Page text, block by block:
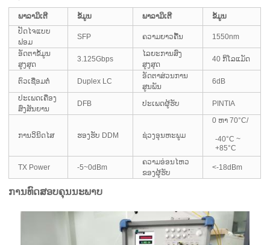
ພາລາມິເຕີ ຂໍ້ມູນ ພາລາມິເຕີ
ຂໍ້ມູນ
ປັດໄຈແບບ
ຟອມ
SFP ຄວາມຍາວຄື້ນ
1550nm
ອັດຕາຂໍ້ມູນ
ສູງສຸດ
3.125Gbps
ໄລຍະການສົ່ງ
ສູງສຸດ
40 ກິໂລແມັດ
ຕົວເຊື່ອມຕໍ່ Duplex LC
ອັດຕາສ່ວນການ
ສູນພັນ
6dB
ປະເພດເຄື່ອງ
ສົ່ງສັນຍານ
DFB ປະເພດຜູ້ຮັບ PINTIA
ການວິນິດໄສ ຮອງຮັບ DDM ຊ່ວງອຸນຫະພູມ
0 ຫາ 70°C/
-40°C ~
+85°C
TX Power -5~0dBm
ຄວາມອ່ອນໄຫວ
ຂອງຜູ້ຮັບ
<-18dBm
ການທົດສອບຄຸນນະພາບ